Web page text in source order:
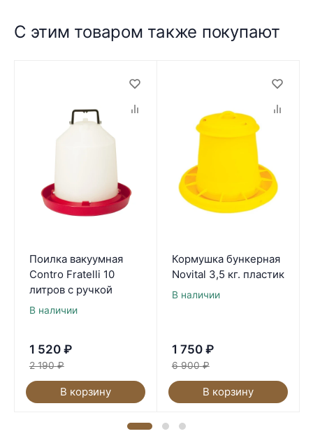
С этим товаром также покупают
Поилка вакуумная
Contro Fratelli 10
литров с ручкой
В наличии
1 520 ₽
2 190 ₽
В корзину
Кормушка бункерная
Novital 3,5 кг. пластик
В наличии
1 750 ₽
6 900 ₽
В корзину